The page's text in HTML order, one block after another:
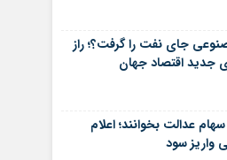
جای نفت را گرفت؟؛ راز
جدید اقتصاد جهان
عدالت بخوانند؛ اعلام
واریز سود